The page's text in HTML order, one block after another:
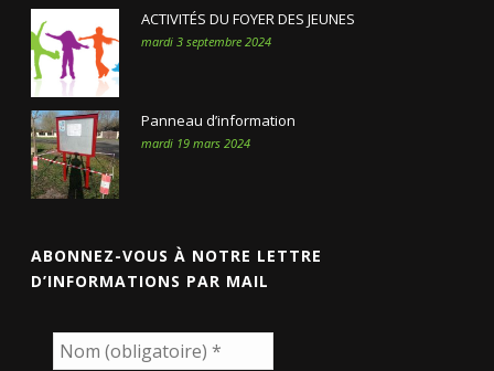
ACTIVITÉS DU FOYER DES JEUNES
mardi 3 septembre 2024
Panneau d’information
mardi 19 mars 2024
ABONNEZ-VOUS À NOTRE LETTRE
D’INFORMATIONS PAR MAIL